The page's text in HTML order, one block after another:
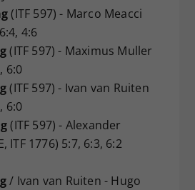
(ITF 597) - Marco Meacci
4:6
(ITF 597) - Maximus Muller
6:0
(ITF 597) - Ivan van Ruiten
6:0
(ITF 597) - Alexander
ITF 1776) 5:7, 6:3, 6:2
/ Ivan van Ruiten - Hugo